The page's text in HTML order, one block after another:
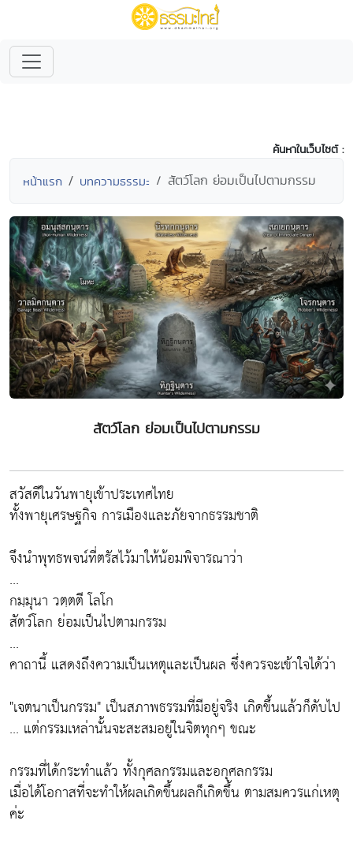
ค้นหาในเว็บไซต์ :
หน้าแรก บทความธรรมะ สัตว์โลก ย่อมเป็นไปตามกรรม
สัตว์โลก ย่อมเป็นไปตามกรรม
สวัสดีในวันพายุเข้าประเทศไทย
ทั้งพายุเศรษฐกิจ การเมืองและภัยจากธรรมชาติ
จึงนำพุทธพจน์ที่ตรัสไว้มาให้น้อมพิจารณาว่า
...
กมฺมุนา วตฺตตี โลโก
สัตว์โลก ย่อมเป็นไปตามกรรม
...
คาถานี้ แสดงถึงความเป็นเหตุและเป็นผล ซึ่งควรจะเข้าใจได้ว่า
"เจตนาเป็นกรรม" เป็นสภาพธรรมที่มีอยู่จริง เกิดขึ้นแล้วก็ดับไป
... แต่กรรมเหล่านั้นจะสะสมอยู่ในจิตทุกๆ ขณะ
กรรมที่ได้กระทำแล้ว ทั้งกุศลกรรมและอกุศลกรรม
เมื่อได้โอกาสที่จะทำให้ผลเกิดขึ้นผลก็เกิดขึ้น ตามสมควรแก่เหตุ
ค่ะ